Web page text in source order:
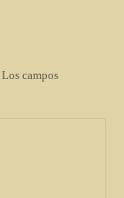
Los campos